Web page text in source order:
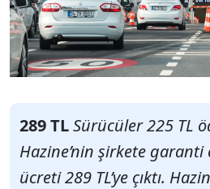
289 TLSürücüler 225 TL
Hazine’nin şirkete
ücreti 289 TL’ye çıktı.